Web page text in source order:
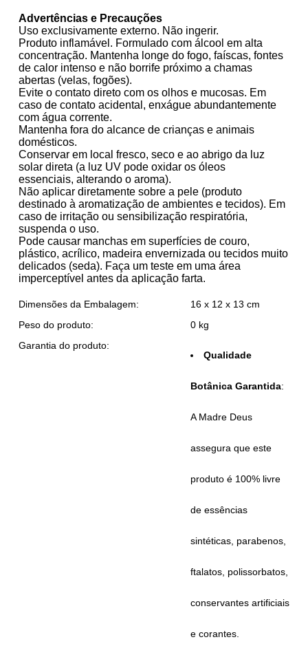
Advertências e Precauções
Uso exclusivamente externo. Não ingerir.
Produto inflamável. Formulado com álcool em alta
concentração. Mantenha longe do fogo, faíscas, fontes
de calor intenso e não borrife próximo a chamas
abertas (velas, fogões).
Evite o contato direto com os olhos e mucosas. Em
caso de contato acidental, enxágue abundantemente
com água corrente.
Mantenha fora do alcance de crianças e animais
domésticos.
Conservar em local fresco, seco e ao abrigo da luz
solar direta (a luz UV pode oxidar os óleos
essenciais, alterando o aroma).
Não aplicar diretamente sobre a pele (produto
destinado à aromatização de ambientes e tecidos). Em
caso de irritação ou sensibilização respiratória,
suspenda o uso.
Pode causar manchas em superfícies de couro,
plástico, acrílico, madeira envernizada ou tecidos muito
delicados (seda). Faça um teste em uma área
imperceptível antes da aplicação farta.
Dimensões da Embalagem:
16 x 12 x 13 cm
Peso do produto:
0 kg
Garantia do produto:
Qualidade
Botânica Garantida:
A Madre Deus
assegura que este
produto é 100% livre
de essências
sintéticas, parabenos,
ftalatos, polissorbatos,
conservantes artificiais
e corantes.